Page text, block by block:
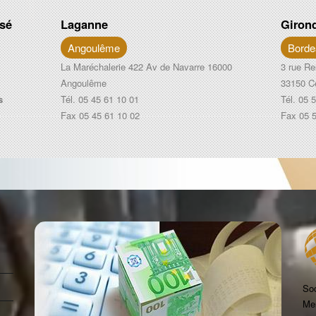
Laganne
Angoulême
La Maréchalerie 422 Av de Navarre 16000
Angoulême
Tél. 05 45 61 10 01
Fax 05 45 61 10 02
3 rue
33150
Tél. 05
Fax 05